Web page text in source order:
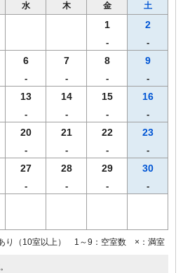
水 木 金 土
1
-
2
-
6
-
7
-
8
-
9
-
13
-
14
-
15
-
16
-
20
-
21
-
22
-
23
-
27
-
28
-
29
-
30
-
り（10室以上） 1～9：空室数 ×：満室